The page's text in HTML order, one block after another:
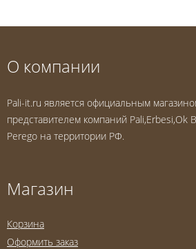
О компании
Pali-it.ru является официальным
представителем компаний Pali,Erbesi,Ok
Perego на территории РФ.
Магазин
Корзина
Оформить заказ